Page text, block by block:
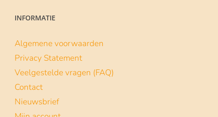
1 maart 2022
De campagne Skills voor de klas laat
middelbare scholieren (van 3 havo tot vwo
Lees meer